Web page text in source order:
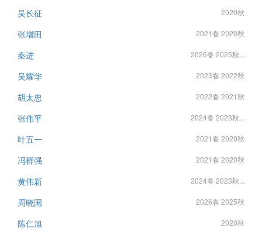
吴长征 2020秋
张增田 2021春 2020秋
秦进 2026春 2025秋...
吴耀华 2023春 2022秋
胡太忠 2022春 2021秋
张伟平 2024春 2023秋...
叶五一 2021春 2020秋
冯群强 2021春 2020秋
黄伟新 2024春 2023秋...
周晓国 2026春 2025秋
陈仁旭 2020秋